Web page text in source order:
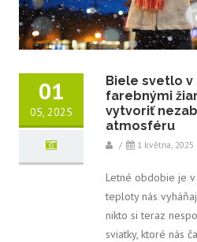
01
05, 2025
Biele svetlo v
farebnými
vytvoriť
atmosféru
/ 1 května, 2025
Letné obdobie je
teploty nás
nikto si teraz
sviatky, ktoré nás